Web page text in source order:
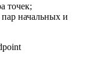
точек;
начальных и